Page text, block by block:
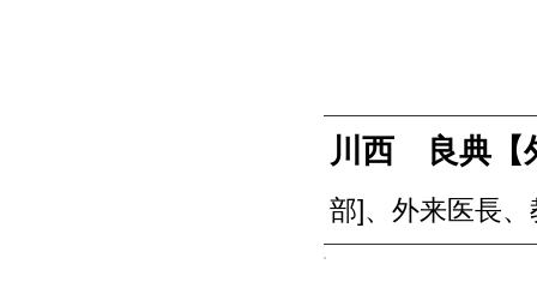
川西 良典【
部]、外来医長